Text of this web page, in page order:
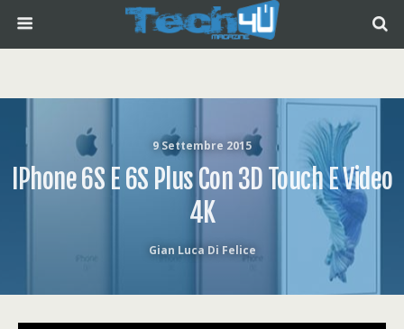
9 Settembre 2015
IPhone 6S E 6S Plus Con 3D Touch E Video
4K
Gian Luca Di Felice